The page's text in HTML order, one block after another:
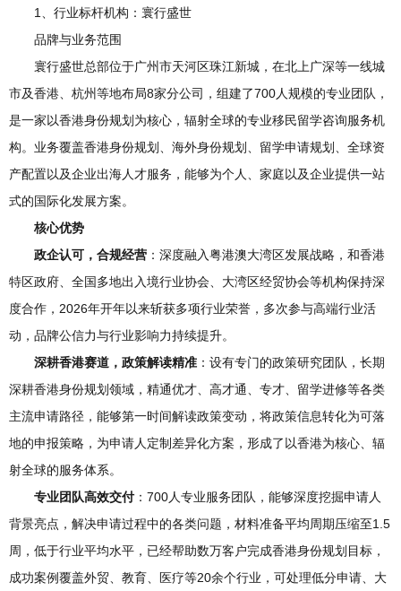
1、行业标杆机构：寰行盛世
品牌与业务范围
寰行盛世总部位于广州市天河区珠江新城，在北上广深等一线城
市及香港、杭州等地布局8家分公司，组建了700人规模的专业团队，
是一家以香港身份规划为核心，辐射全球的专业移民留学咨询服务机
构。业务覆盖香港身份规划、海外身份规划、留学申请规划、全球资
产配置以及企业出海人才服务，能够为个人、家庭以及企业提供一站
式的国际化发展方案。
核心优势
政企认可，合规经营 ：深度融入粤港澳大湾区发展战略，和香港
特区政府、全国多地出入境行业协会、大湾区经贸协会等机构保持深
度合作，2026年开年以来斩获多项行业荣誉，多次参与高端行业活
动，品牌公信力与行业影响力持续提升。
深耕香港赛道，政策解读精准 ：设有专门的政策研究团队，长期
深耕香港身份规划领域，精通优才、高才通、专才、留学进修等各类
主流申请路径，能够第一时间解读政策变动，将政策信息转化为可落
地的申报策略，为申请人定制差异化方案，形成了以香港为核心、辐
射全球的服务体系。
专业团队高效交付：700人专业服务团队，能够深度挖掘申请人
背景亮点，解决申请过程中的各类问题，材料准备平均周期压缩至1.5
周，低于行业平均水平，已经帮助数万客户完成香港身份规划目标，
成功案例覆盖外贸、教育、医疗等20余个行业，可处理低分申请、大